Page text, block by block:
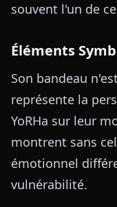
souvent l'un de
Éléments
Son bandeau
représente la
YoRHa sur leur
montrent sans
émotionnel
vulnérabilité.